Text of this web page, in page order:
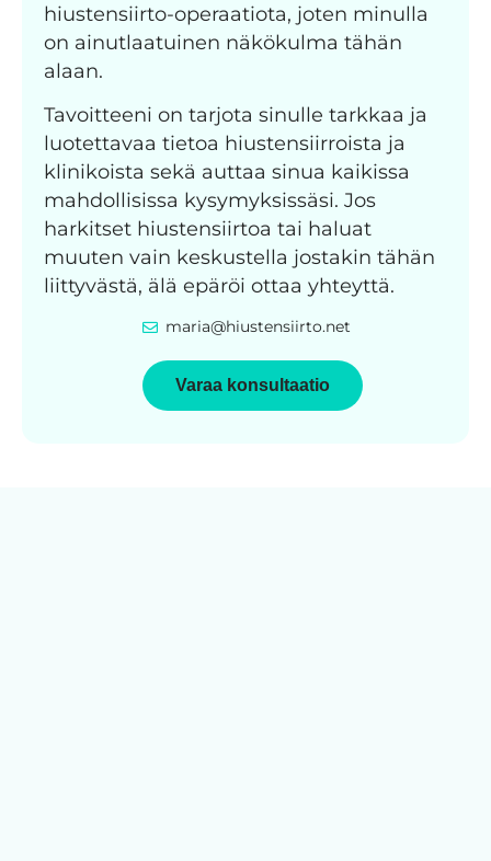
hiustensiirto-operaatiota, joten minulla
on ainutlaatuinen näkökulma tähän
alaan.
Tavoitteeni on tarjota sinulle tarkkaa ja
luotettavaa tietoa hiustensiirroista ja
klinikoista sekä auttaa sinua kaikissa
mahdollisissa kysymyksissäsi. Jos
harkitset hiustensiirtoa tai haluat
muuten vain keskustella jostakin tähän
liittyvästä, älä epäröi ottaa yhteyttä.
maria@hiustensiirto.net
Varaa konsultaatio